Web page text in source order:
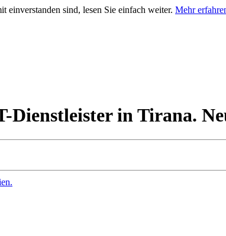
einverstanden sind, lesen Sie einfach weiter. Mehr
in Tirana.